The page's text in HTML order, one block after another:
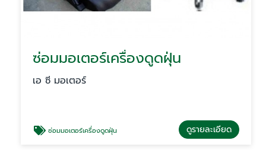
ซ่อมมอเตอร์เครื่องดูดฝุ่น
เอ ซี มอเตอร์
ซ่อมมอเตอร์เครื่องดูดฝุ่น ดูรายละเอียด